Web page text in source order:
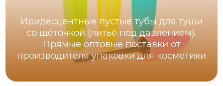
Иридесцентные пустые тубы для туши
со щёточкой (литьё под давлением).
Прямые оптовые поставки от
производителя упаковки для косметики